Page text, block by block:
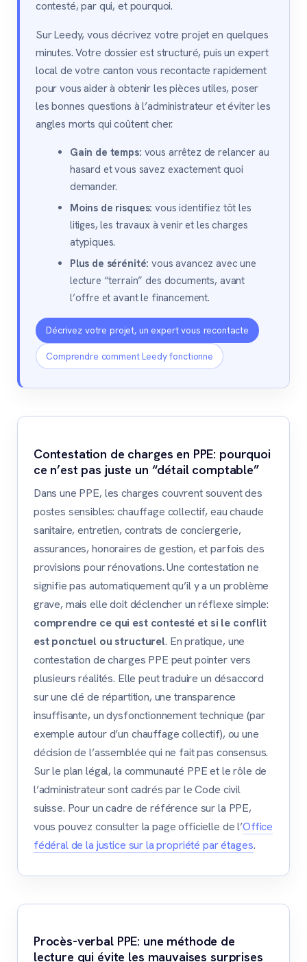
contesté, par qui, et pourquoi.
Sur Leedy, vous décrivez votre projet en quelques
minutes. Votre dossier est structuré, puis un expert
local de votre canton vous recontacte rapidement
pour vous aider à obtenir les pièces utiles, poser
les bonnes questions à l’administrateur et éviter les
angles morts qui coûtent cher.
Gain de temps: vous arrêtez de relancer au
hasard et vous savez exactement quoi
demander.
Moins de risques: vous identifiez tôt les
litiges, les travaux à venir et les charges
atypiques.
Plus de sérénité: vous avancez avec une
lecture “terrain” des documents, avant
l’offre et avant le financement.
Décrivez votre projet, un expert vous recontacte
Comprendre comment Leedy fonctionne
Contestation de charges en PPE: pourquoi
ce n’est pas juste un “détail comptable”
Dans une PPE, les charges couvrent souvent des
postes sensibles: chauffage collectif, eau chaude
sanitaire, entretien, contrats de conciergerie,
assurances, honoraires de gestion, et parfois des
provisions pour rénovations. Une contestation ne
signifie pas automatiquement qu’il y a un problème
grave, mais elle doit déclencher un réflexe simple:
comprendre ce qui est contesté et si le conflit
est ponctuel ou structurel. En pratique, une
contestation de charges PPE peut pointer vers
plusieurs réalités. Elle peut traduire un désaccord
sur une clé de répartition, une transparence
insuffisante, un dysfonctionnement technique (par
exemple autour d’un chauffage collectif), ou une
décision de l’assemblée qui ne fait pas consensus.
Sur le plan légal, la communauté PPE et le rôle de
l’administrateur sont cadrés par le Code civil
suisse. Pour un cadre de référence sur la PPE,
vous pouvez consulter la page officielle de l’Office
fédéral de la justice sur la propriété par étages.
Procès-verbal PPE: une méthode de
lecture qui évite les mauvaises surprises